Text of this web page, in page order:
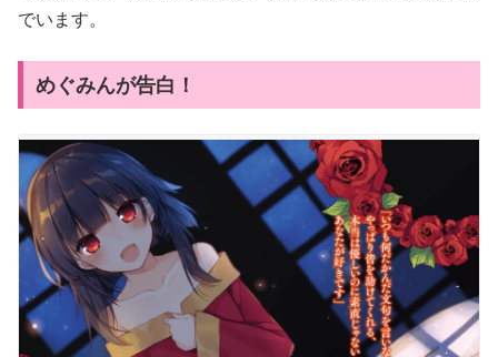
でいます。
めぐみんが告白！